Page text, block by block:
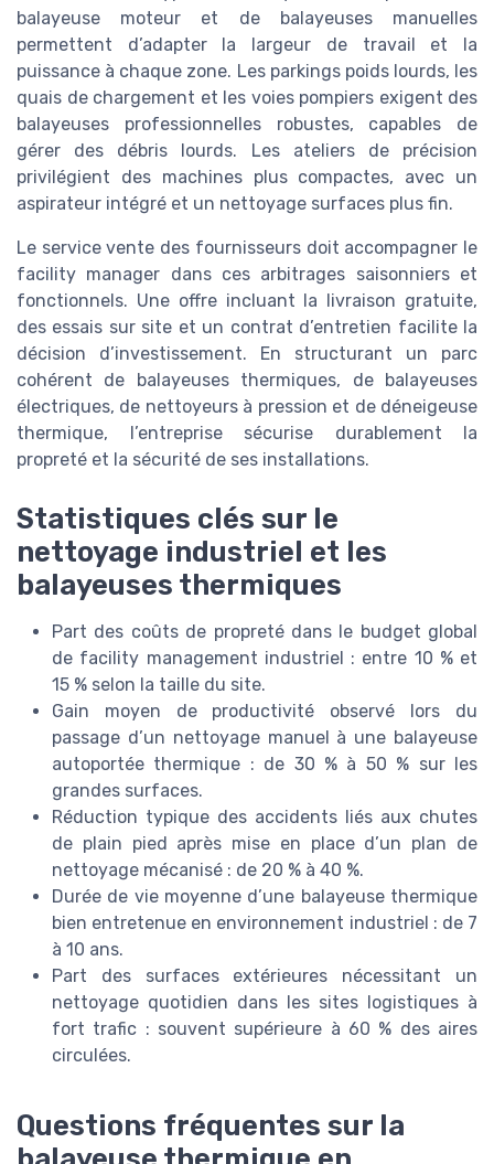
balayeuse moteur et de balayeuses manuelles
permettent d’adapter la largeur de travail et la
puissance à chaque zone. Les parkings poids lourds, les
quais de chargement et les voies pompiers exigent des
balayeuses professionnelles robustes, capables de
gérer des débris lourds. Les ateliers de précision
privilégient des machines plus compactes, avec un
aspirateur intégré et un nettoyage surfaces plus fin.
Le service vente des fournisseurs doit accompagner le
facility manager dans ces arbitrages saisonniers et
fonctionnels. Une offre incluant la livraison gratuite,
des essais sur site et un contrat d’entretien facilite la
décision d’investissement. En structurant un parc
cohérent de balayeuses thermiques, de balayeuses
électriques, de nettoyeurs à pression et de déneigeuse
thermique, l’entreprise sécurise durablement la
propreté et la sécurité de ses installations.
Statistiques clés sur le
nettoyage industriel et les
balayeuses thermiques
Part des coûts de propreté dans le budget global
de facility management industriel : entre 10 % et
15 % selon la taille du site.
Gain moyen de productivité observé lors du
passage d’un nettoyage manuel à une balayeuse
autoportée thermique : de 30 % à 50 % sur les
grandes surfaces.
Réduction typique des accidents liés aux chutes
de plain pied après mise en place d’un plan de
nettoyage mécanisé : de 20 % à 40 %.
Durée de vie moyenne d’une balayeuse thermique
bien entretenue en environnement industriel : de 7
à 10 ans.
Part des surfaces extérieures nécessitant un
nettoyage quotidien dans les sites logistiques à
fort trafic : souvent supérieure à 60 % des aires
circulées.
Questions fréquentes sur la